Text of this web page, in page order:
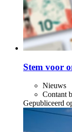
Stem voor
Nieuws
Contant
Gepubliceerd